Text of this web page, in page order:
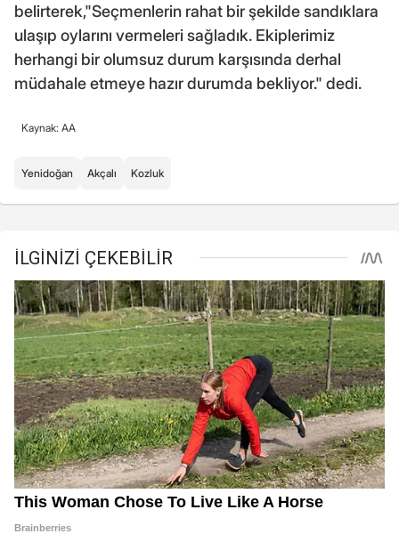
belirterek,"Seçmenlerin rahat bir şekilde sandıklara
ulaşıp oylarını vermeleri sağladık. Ekiplerimiz
herhangi bir olumsuz durum karşısında derhal
müdahale etmeye hazır durumda bekliyor." dedi.
Kaynak: AA
Yenidoğan Akçalı Kozluk